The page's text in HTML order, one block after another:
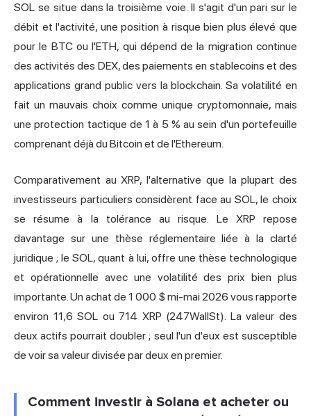
SOL se situe dans la troisième voie. Il s'agit d'un pari sur le
débit et l'activité, une position à risque bien plus élevé que
pour le BTC ou l'ETH, qui dépend de la migration continue
des activités des DEX, des paiements en stablecoins et des
applications grand public vers la blockchain. Sa volatilité en
fait un mauvais choix comme unique cryptomonnaie, mais
une protection tactique de 1 à 5 % au sein d'un portefeuille
comprenant déjà du Bitcoin et de l'Ethereum.
Comparativement au XRP, l'alternative que la plupart des
investisseurs particuliers considèrent face au SOL, le choix
se résume à la tolérance au risque. Le XRP repose
davantage sur une thèse réglementaire liée à la clarté
juridique ; le SOL, quant à lui, offre une thèse technologique
et opérationnelle avec une volatilité des prix bien plus
importante. Un achat de 1 000 $ mi-mai 2026 vous rapporte
environ 11,6 SOL ou 714 XRP (247WallSt). La valeur des
deux actifs pourrait doubler ; seul l'un d'eux est susceptible
de voir sa valeur divisée par deux en premier.
Comment investir à Solana et acheter ou